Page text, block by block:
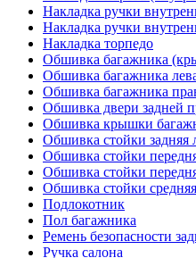
Накладка ручки
Накладка ручки
Накладка торпедо
Обшивка багажника
Обшивка багажника
Обшивка багажника
Обшивка двери задней
Обшивка крышки
Обшивка стойки задняя
Обшивка стойки
Обшивка стойки
Обшивка стойки
Подлокотник
Пол багажника
Ремень безопасности
Ручка салона